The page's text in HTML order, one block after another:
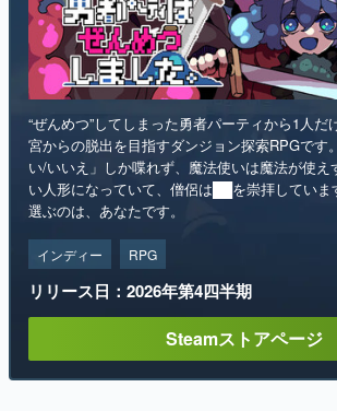
“ぜんめつ”してしまった勇者パーティから1人だ
宮からの脱出を目指すダンジョン探索RPGです
い/いいえ」しか喋れず、魔法使いは魔法が使
選ぶのは、あなたです。
インディー RPG
リリース日：2026年第4四半期
ランキング